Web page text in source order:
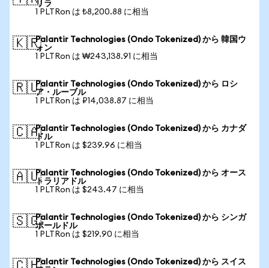
リラ
1 PLTRon は ₺8,200.88 に相当
🇰🇷Palantir Technologies (Ondo Tokenized) から 韓国ウ
ォン
1 PLTRon は ₩243,138.91 に相当
🇷🇺Palantir Technologies (Ondo Tokenized) から ロシ
ア・ルーブル
1 PLTRon は ₽14,038.87 に相当
🇨🇦Palantir Technologies (Ondo Tokenized) から カナダ
ドル
1 PLTRon は $239.96 に相当
🇦🇺Palantir Technologies (Ondo Tokenized) から オース
トラリアドル
1 PLTRon は $243.47 に相当
🇸🇬Palantir Technologies (Ondo Tokenized) から シンガ
ポールドル
1 PLTRon は $219.90 に相当
Palantir Technologies (Ondo Tokenized) から スイス